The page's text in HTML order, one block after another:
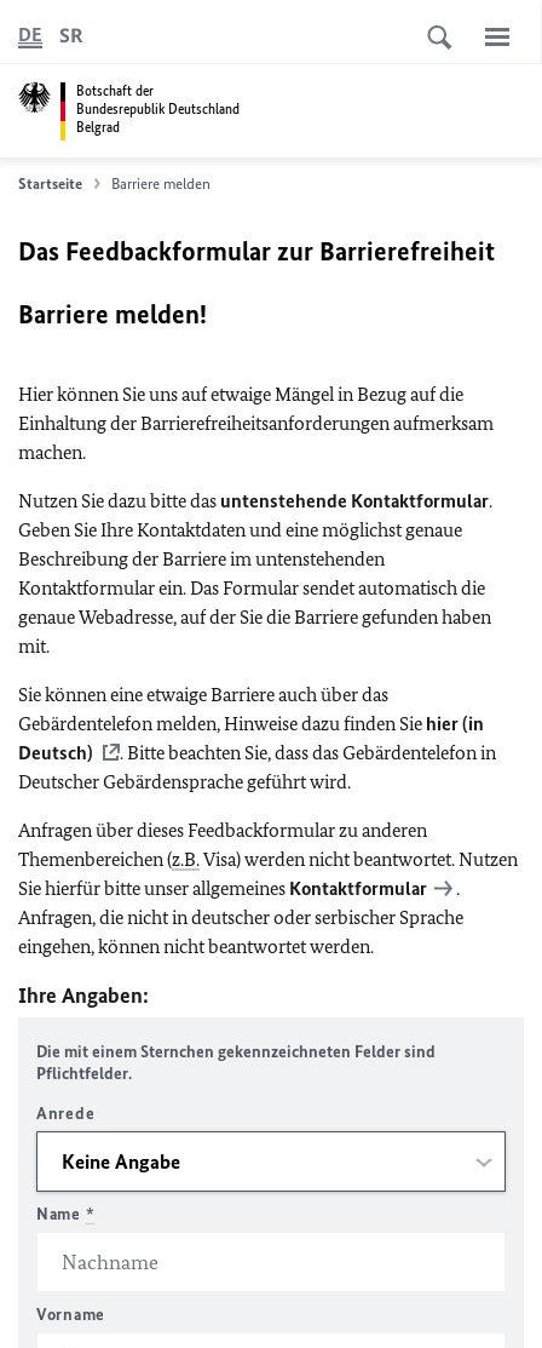
Botschaft der
Bundesrepublik Deutschland
Belgrad
DE SR
Startseite Barriere melden
Das Feedbackformular zur Barrierefreiheit
Barriere melden!
Hier können Sie uns auf etwaige Mängel in Bezug auf die
Einhaltung der Barrierefreiheitsanforderungen aufmerksam
machen.
Nutzen Sie dazu bitte das untenstehende Kontaktformular.
Geben Sie Ihre Kontaktdaten und eine möglichst genaue
Beschreibung der Barriere im untenstehenden
Kontaktformular ein. Das Formular sendet automatisch die
genaue Webadresse, auf der Sie die Barriere gefunden haben
mit.
Sie können eine etwaige Barriere auch über das
Gebärdentelefon melden, Hinweise dazu finden Sie hier (in
Deutsch)
. Bitte beachten Sie, dass das Gebärdentelefon in
Deutscher Gebärdensprache geführt wird.
Anfragen über dieses Feedbackformular zu anderen
Themenbereichen (z.B.Visa) werden nicht beantwortet. Nutzen
Sie hierfür bitte unser allgemeines Kontaktformular
.
Anfragen, die nicht in deutscher oder serbischer Sprache
eingehen, können nicht beantwortet werden.
Ihre Angaben:
Die mit einem Sternchen gekennzeichneten Felder sind
Pflichtfelder.
Anrede
Name *
Vorname